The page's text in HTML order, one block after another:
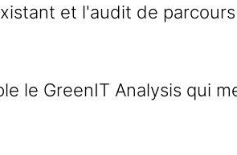
et l'audit de
le GreenIT Analysis qui